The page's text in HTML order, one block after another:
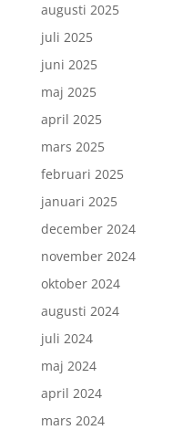
augusti 2025
juli 2025
juni 2025
maj 2025
april 2025
mars 2025
februari 2025
januari 2025
december 2024
november 2024
oktober 2024
augusti 2024
juli 2024
maj 2024
april 2024
mars 2024